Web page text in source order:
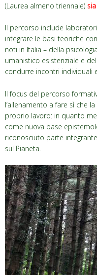
(Laurea almeno triennale)
Il percorso include
integrare le basi teoriche
noti in Italia – della
umanistico esistenziale e
condurre incontri individuali
Il focus del percorso
l’allenamento a fare sì che
proprio lavoro: in quanto
come nuova base
riconosciuto parte
sul Pianeta.